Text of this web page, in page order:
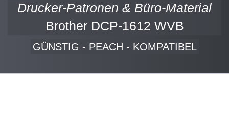
Drucker-Patronen & Büro-Material
Brother DCP-1612 WVB
GÜNSTIG - PEACH - KOMPATIBEL